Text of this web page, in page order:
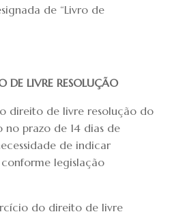
de “Livro de
DE LIVRE RESOLUÇÃO
direito de livre resolução do
prazo de 14 dias de
de indicar
legislação
do direito de livre